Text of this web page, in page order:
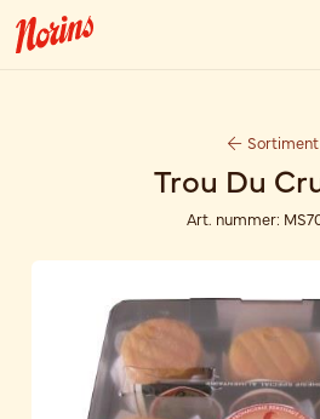
Sortiment
Trou Du
Art. nummer: